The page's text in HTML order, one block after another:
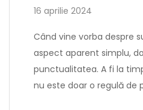
16 aprilie 2024
Când vine vorba despre
aspect aparent simplu,
punctualitatea. A fi la
nu este doar o regulă de